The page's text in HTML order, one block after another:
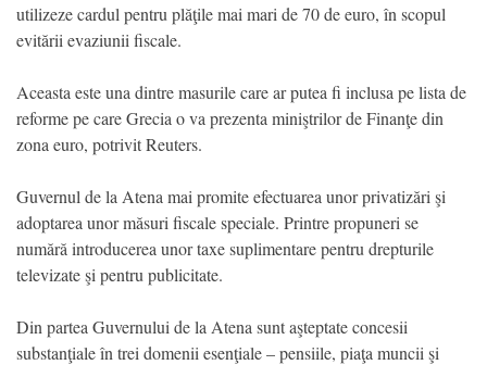
utilizeze cardul pentru plăţile mai mari de 70 de euro, în scopul
evitării evaziunii fiscale.
Aceasta este una dintre masurile care ar putea fi inclusa pe lista de
reforme pe care Grecia o va prezenta miniştrilor de Finanţe din
zona euro, potrivit Reuters.
Guvernul de la Atena mai promite efectuarea unor privatizări şi
adoptarea unor măsuri fiscale speciale. Printre propuneri se
numără introducerea unor taxe suplimentare pentru drepturile
televizate şi pentru publicitate.
Din partea Guvernului de la Atena sunt aşteptate concesii
substanţiale în trei domenii esenţiale – pensiile, piaţa muncii şi